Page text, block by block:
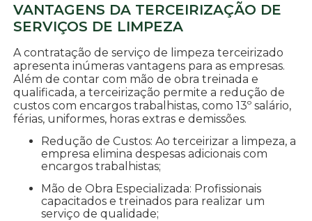
VANTAGENS DA TERCEIRIZAÇÃO DE
SERVIÇOS DE LIMPEZA
A contratação de serviço de limpeza terceirizado
apresenta inúmeras vantagens para as empresas.
Além de contar com mão de obra treinada e
qualificada, a terceirização permite a redução de
custos com encargos trabalhistas, como 13º salário,
férias, uniformes, horas extras e demissões.
Redução de Custos: Ao terceirizar a limpeza, a
empresa elimina despesas adicionais com
encargos trabalhistas;
Mão de Obra Especializada: Profissionais
capacitados e treinados para realizar um
serviço de qualidade;